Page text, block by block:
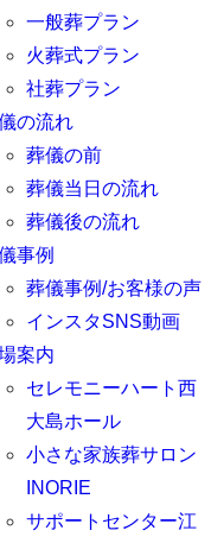
一般葬プラン
火葬式プラン
社葬プラン
の流れ
葬儀の前
葬儀当日の流れ
葬儀後の流れ
事例
葬儀事例/お客様の声
インスタSNS動画
案内
セレモニーハート西
大島ホール
小さな家族葬サロン
INORIE
サポートセンター江